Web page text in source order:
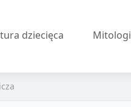
dziecięca